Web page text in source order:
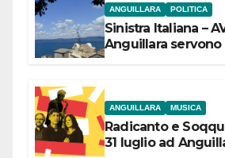
ANGUILLARA POLITICA
Sinistra Italiana –
Anguillara servono
ANGUILLARA MUSICA
Radicanto e
31 luglio ad